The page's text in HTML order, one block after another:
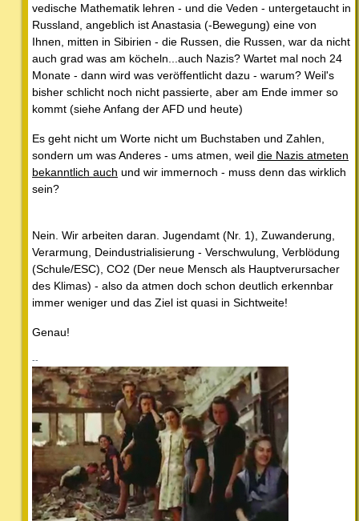
vedische Mathematik lehren - und die Veden - untergetaucht in
Russland, angeblich ist Anastasia (-Bewegung) eine von
Ihnen, mitten in Sibirien - die Russen, die Russen, war da nicht
auch grad was am köcheln...auch Nazis? Wartet mal noch 24
Monate - dann wird was veröffentlicht dazu - warum? Weil's
bisher schlicht noch nicht passierte, aber am Ende immer so
kommt (siehe Anfang der AFD und heute)
Es geht nicht um Worte nicht um Buchstaben und Zahlen,
sondern um was Anderes - ums atmen, weil die Nazis atmeten
bekanntlich auch und wir immernoch - muss denn das wirklich
sein?
Nein. Wir arbeiten daran. Jugendamt (Nr. 1), Zuwanderung,
Verarmung, Deindustrialisierung - Verschwulung, Verblödung
(Schule/ESC), CO2 (Der neue Mensch als Hauptverursacher
des Klimas) - also da atmen doch schon deutlich erkennbar
immer weniger und das Ziel ist quasi in Sichtweite!
Genau!
--